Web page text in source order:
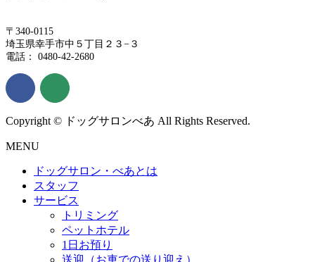
〒340-0115
埼玉県幸手市中５丁目２３−３
電話： 0480-42-2680
Copyright © ドッグサロンべあ All Rights Reserved.
MENU
ドッグサロン・べあとは
スタッフ
サービス
トリミング
ペットホテル
1日お預り